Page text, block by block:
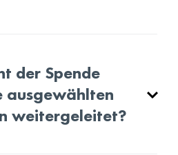
der Spende
ausgewählten
weitergeleitet?